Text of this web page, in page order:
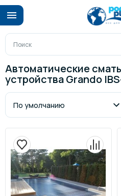
Автоматические
устройства Grando